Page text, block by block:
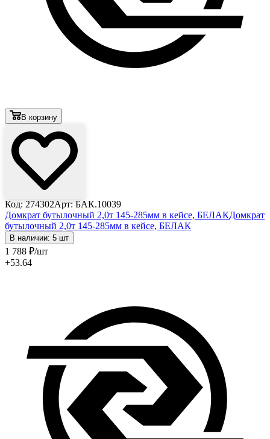
В корзину
Код: 274302Арт: БАК.10039
Домкрат бутылочный 2,0т 145-285мм в кейсе, БЕЛАКДомкрат
бутылочный 2,0т 145-285мм в кейсе, БЕЛАК
В наличии: 5 шт
1 788 ₽/шт
+53.64